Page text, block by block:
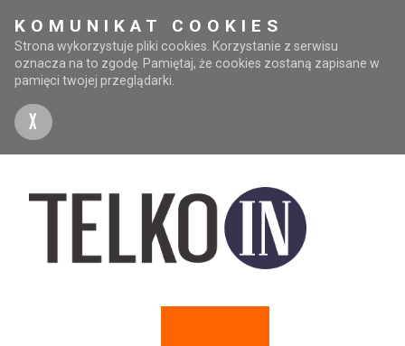
KOMUNIKAT COOKIES
Strona wykorzystuje pliki cookies. Korzystanie z serwisu
oznacza na to zgodę. Pamiętaj, że cookies zostaną zapisane w
pamięci twojej przeglądarki.
X